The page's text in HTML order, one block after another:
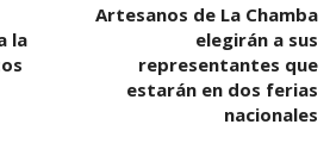
la
Artesanos de La Chamba
elegirán a sus
representantes que
estarán en dos ferias
nacionales